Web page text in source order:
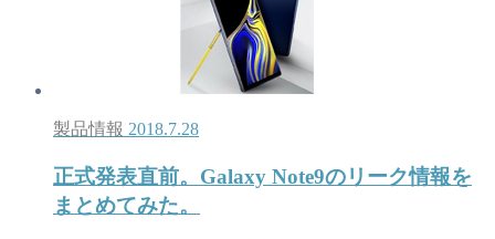
製品情報 2018.7.28
正式発表直前。Galaxy Note9のリーク情報を
まとめてみた。